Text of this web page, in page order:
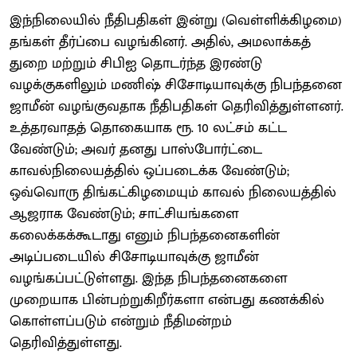
இந்நிலையில் நீதிபதிகள் இன்று (வெள்ளிக்கிழமை)
தங்கள் தீர்ப்பை வழங்கினர். அதில், அமலாக்கத்
துறை மற்றும் சிபிஐ தொடர்ந்த இரண்டு
வழக்குகளிலும் மணிஷ் சிசோடியாவுக்கு நிபந்தனை
ஜாமீன் வழங்குவதாக நீதிபதிகள் தெரிவித்துள்ளனர்.
உத்தரவாதத் தொகையாக ரூ. 10 லட்சம் கட்ட
வேண்டும்; அவர் தனது பாஸ்போர்ட்டை
காவல்நிலையத்தில் ஒப்படைக்க வேண்டும்;
ஒவ்வொரு திங்கட்கிழமையும் காவல் நிலையத்தில்
ஆஜராக வேண்டும்; சாட்சியங்களை
கலைக்கக்கூடாது எனும் நிபந்தனைகளின்
அடிப்படையில் சிசோடியாவுக்கு ஜாமீன்
வழங்கப்பட்டுள்ளது. இந்த நிபந்தனைகளை
முறையாக பின்பற்றுகிறீர்களா என்பது கணக்கில்
கொள்ளப்படும் என்றும் நீதிமன்றம்
தெரிவித்துள்ளது.